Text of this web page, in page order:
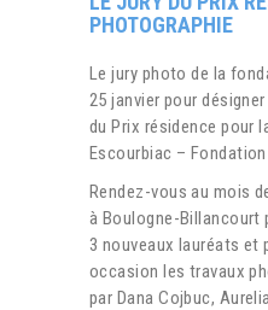
PHOTOGRAPHIE
Le jury photo de la
25 janvier pour
du Prix résidence pour
Escourbiac –
Rendez-vous au mois
à Boulogne-Billancourt
3 nouveaux lauréats et
occasion les travaux
par Dana Cojbuc,